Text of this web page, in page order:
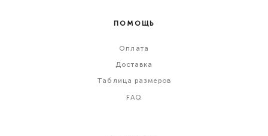
ПОМОЩЬ
Оплата
Доставка
Таблица размеров
FAQ